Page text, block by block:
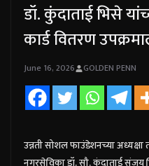
डॉ. कुंदाताई भिसे
कार्ड वितरण
June 16, 2026 GOLDEN PENN
उन्नती सोशल फाउंडेशनच्या